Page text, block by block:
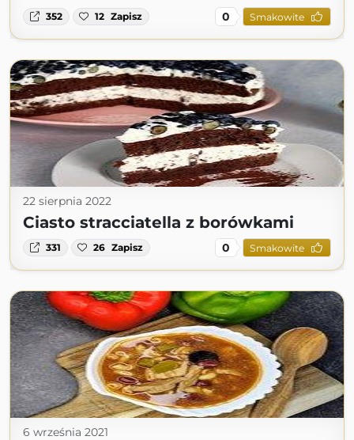
352 12 Zapisz 0 Smakowite
22 sierpnia 2022
Ciasto stracciatella z borówkami
331 26 Zapisz 0 Smakowite
6 września 2021